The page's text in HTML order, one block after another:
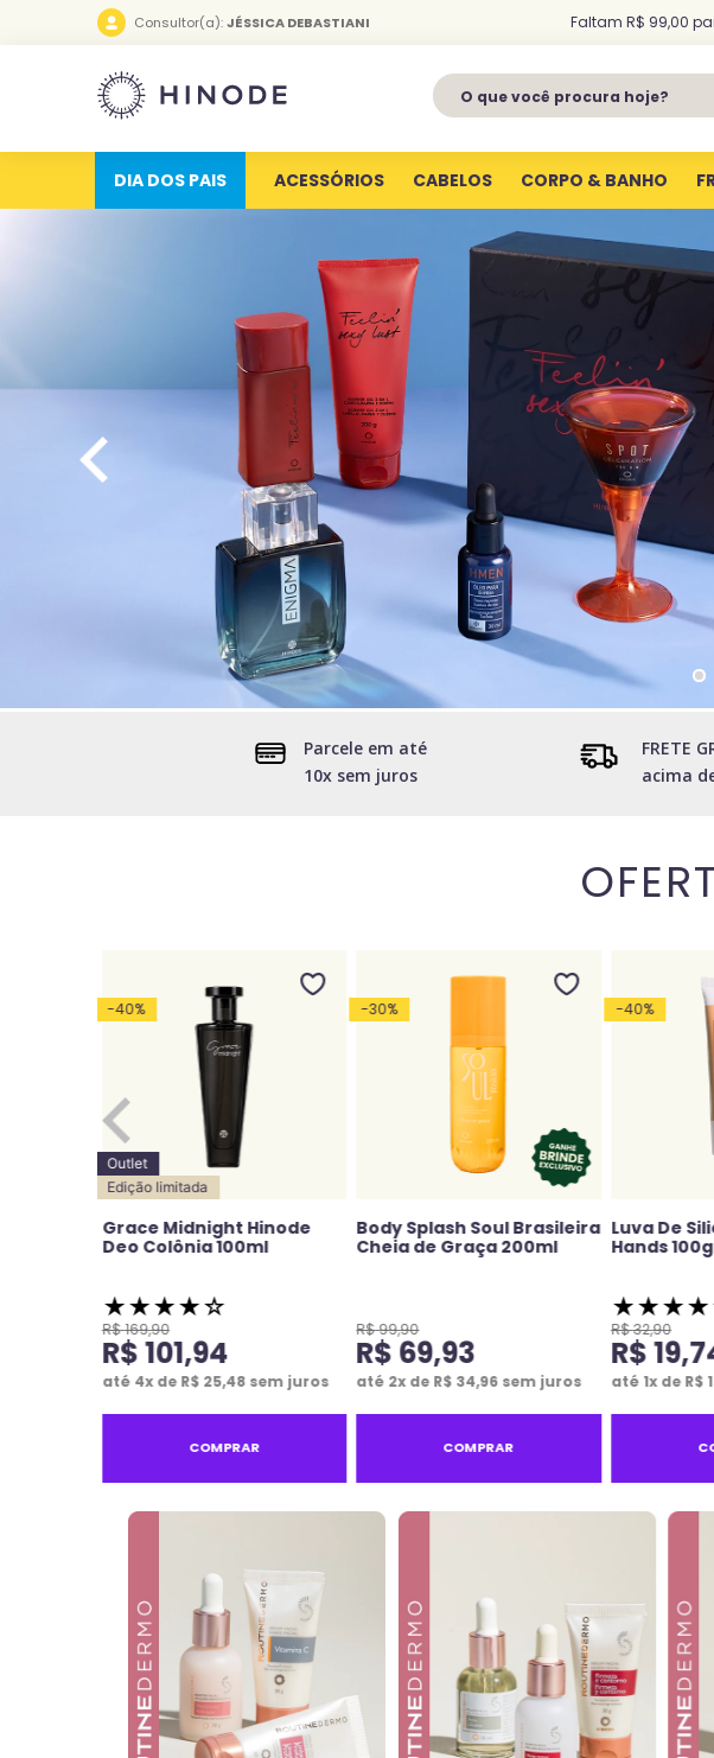
Consultor(a):JÉSSICA DEBASTIANI Faltam R$ 99,00
O que você procura hoje?
DIA DOS PAIS ACESSÓRIOS CABELOS CORPO & BANHO
Parcele em até
10x sem juros
FRETE
acima
-40%
Outlet
Edição limitada
Grace Midnight Hinode
Deo Colônia 100ml
★★★★☆
R$169,90
R$101,94
até 4x de R$ 25,48sem juros
COMPRAR
-30%
Body Splash Soul Brasileira
Cheia de Graça 200ml
R$99,90
R$ 69,93
até 2x de R$ 34,96 sem juros
COMPRAR
-40%
Luva De
Hands 100g
★★★★
R$32,90
R$19,
até 1x de R$
1º
perfumes
3º
profundas
luva silicone
miniatura
8º
hype for her
body splash
aura